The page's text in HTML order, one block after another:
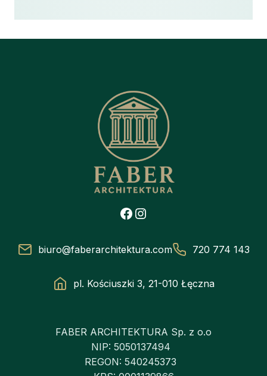
Facebook
Instagram
biuro@faberarchitektura.com 720 774 143
pl. Kościuszki 3, 21-010 Łęczna
FABER ARCHITEKTURA Sp. z o.o
NIP: 5050137494
REGON: 540245373